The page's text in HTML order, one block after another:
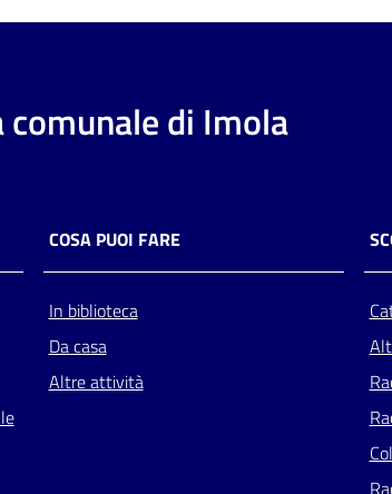
di Imola
COSA PUOI FARE
In biblioteca
Da casa
Altre attività